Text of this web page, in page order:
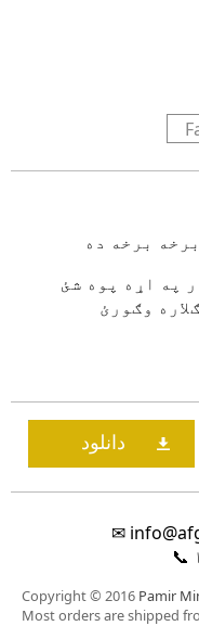
په اړه پوه شئ
وګورئ
✉
📞
Copyright © 2016 Pamir
Most orders are shipped